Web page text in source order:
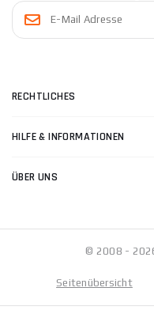
RECHTLICHES
HILFE & INFORMATIONEN
ÜBER UNS
© 2008 -
Seitenübersicht